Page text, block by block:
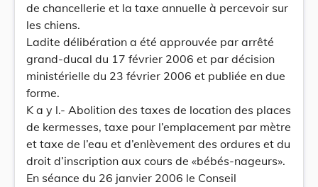
de chancellerie et la taxe annuelle à percevoir sur
les chiens.
Ladite délibération a été approuvée par arrêté
grand-ducal du 17 février 2006 et par décision
ministérielle du 23 février 2006 et publiée en due
forme.
K a y l.- Abolition des taxes de location des places
de kermesses, taxe pour l’emplacement par mètre
et taxe de l’eau et d’enlèvement des ordures et du
droit d’inscription aux cours de «bébés-nageurs».
En séance du 26 janvier 2006 le Conseil